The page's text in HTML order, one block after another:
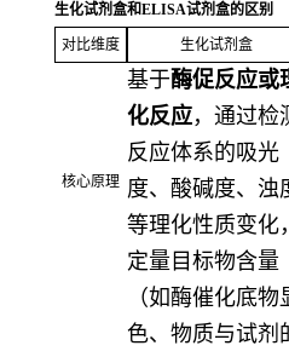
生化试剂盒和ELISA试剂盒的区别
对比维度 生化试剂盒
核心原理
基于酶促反应或
化反应，通过检
反应体系的吸光
度、酸碱度、浊
等理化性质变化，
定量目标物含量
（如酶催化底物
色、物质与试剂